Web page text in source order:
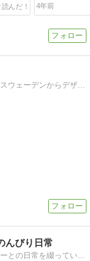
4年前
スウェーデンからデザイン漫画アニメなどスウェーデンからデザインやマンガ・アニメや動物のことなどなど。
んびり日常
ノルウェージャンの男の子、アレクサンダーとの日常を綴っています。